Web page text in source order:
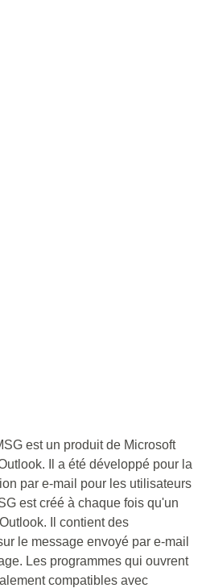
est un produit de Microsoft
Il a été développé pour la
par e-mail pour les utilisateurs
est créé à chaque fois qu'un
Il contient des
le message envoyé par e-mail
Les programmes qui ouvrent
compatibles avec